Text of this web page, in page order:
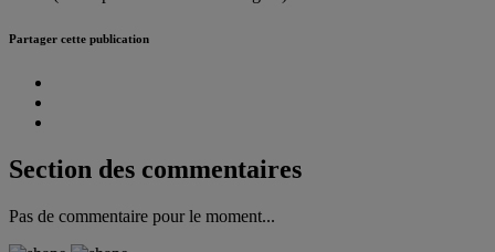
Partager cette publication
Section des commentaires
Pas de commentaire pour le moment...